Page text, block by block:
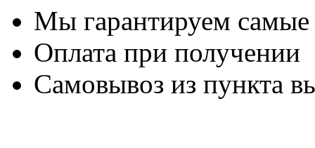
Мы гарантируем
Оплата при получении
Самовывоз из пункта